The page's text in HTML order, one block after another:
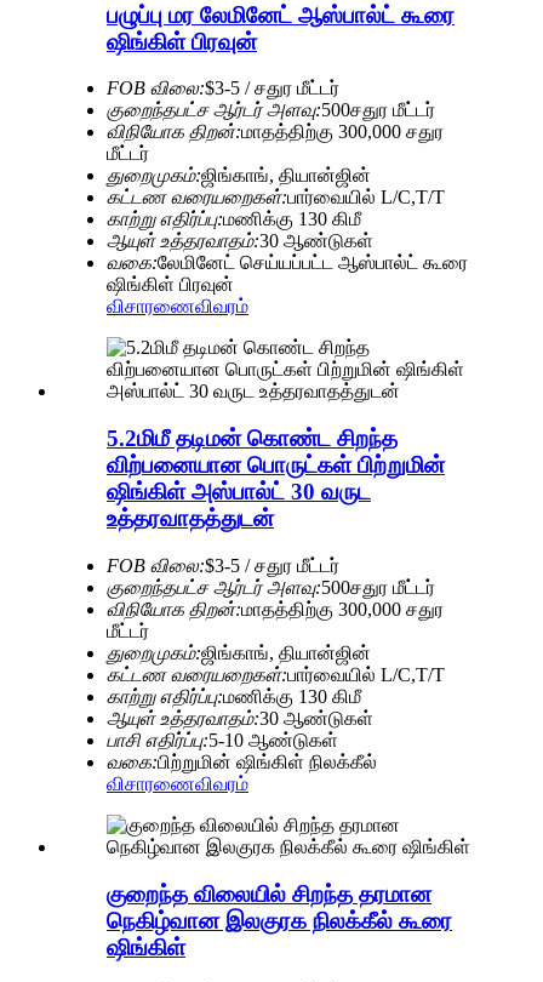
பழுப்பு மர லேமினேட் ஆஸ்பால்ட் கூரை
ஷிங்கிள் பிரவுன்
FOB விலை:$3-5 / சதுர மீட்டர்
குறைந்தபட்ச ஆர்டர் அளவு:500சதுர மீட்டர்
விநியோக திறன்:மாதத்திற்கு 300,000 சதுர
மீட்டர்
துறைமுகம்:ஜிங்காங், தியான்ஜின்
கட்டண வரையறைகள்:பார்வையில் L/C,T/T
காற்று எதிர்ப்பு:மணிக்கு 130 கிமீ
ஆயுள் உத்தரவாதம்:30 ஆண்டுகள்
வகை:லேமினேட் செய்யப்பட்ட ஆஸ்பால்ட் கூரை
ஷிங்கிள் பிரவுன்
விசாரணைவிவரம்
5.2மிமீ தடிமன் கொண்ட சிறந்த
விற்பனையான பொருட்கள் பிற்றுமின்
ஷிங்கிள் அஸ்பால்ட் 30 வருட
உத்தரவாதத்துடன்
FOB விலை:$3-5 / சதுர மீட்டர்
குறைந்தபட்ச ஆர்டர் அளவு:500சதுர மீட்டர்
விநியோக திறன்:மாதத்திற்கு 300,000 சதுர
மீட்டர்
துறைமுகம்:ஜிங்காங், தியான்ஜின்
கட்டண வரையறைகள்:பார்வையில் L/C,T/T
காற்று எதிர்ப்பு:மணிக்கு 130 கிமீ
ஆயுள் உத்தரவாதம்:30 ஆண்டுகள்
பாசி எதிர்ப்பு:5-10 ஆண்டுகள்
வகை:பிற்றுமின் ஷிங்கிள் நிலக்கீல்
விசாரணைவிவரம்
குறைந்த விலையில் சிறந்த தரமான
நெகிழ்வான இலகுரக நிலக்கீல் கூரை
ஷிங்கிள்